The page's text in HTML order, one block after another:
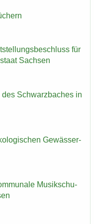
für
Sach­sen
Schwarz­ba­ches in
Ge­wäs­ser­
Mu­sik­schu­